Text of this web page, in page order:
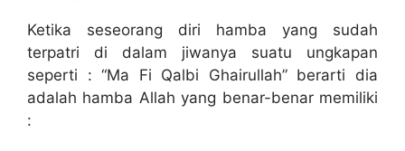
Ketika seseorang diri hamba yang sudah
terpatri di dalam jiwanya suatu ungkapan
seperti : “Ma Fi Qalbi Ghairullah” berarti dia
adalah hamba Allah yang benar-benar memiliki
: